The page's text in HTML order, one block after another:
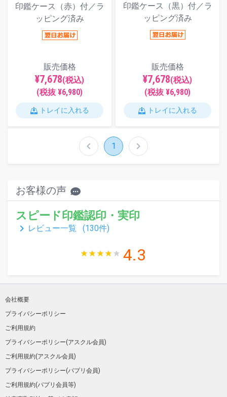
印鑑ケース（赤）付／ラ
ッピング済み
販売価格
¥7,678(税込)
(税抜 ¥6,980)
トレイに入れる
印鑑ケース（黒）付／ラ
ッピング済み
販売価格
¥7,678(税込)
(税抜 ¥6,980)
トレイに入れる
chevron_left 1 chevron_right
お客様の声
スピード印鑑認印・実印
keyboard_arrow_right レビュー一覧 (130件)
4.3
会社概要
プライバシーポリシー
ご利用規約
プライバシーポリシー(アスクル会員)
ご利用規約(アスクル会員)
プライバシーポリシー(パプリ会員)
ご利用規約(パプリ会員等)